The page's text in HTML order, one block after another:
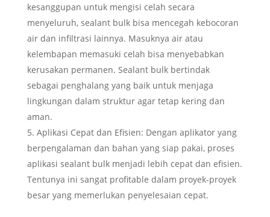
kesanggupan untuk mengisi celah secara
menyeluruh, sealant bulk bisa mencegah kebocoran
air dan infiltrasi lainnya. Masuknya air atau
kelembapan memasuki celah bisa menyebabkan
kerusakan permanen. Sealant bulk bertindak
sebagai penghalang yang baik untuk menjaga
lingkungan dalam struktur agar tetap kering dan
aman.
Aplikasi Cepat dan Efisien: Dengan aplikator yang
berpengalaman dan bahan yang siap pakai, proses
aplikasi sealant bulk menjadi lebih cepat dan efisien.
Tentunya ini sangat profitable dalam proyek-proyek
besar yang memerlukan penyelesaian cepat.